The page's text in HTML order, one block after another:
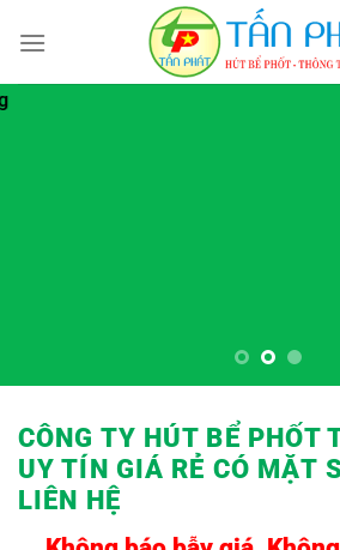
qua
dung
CÔNG TY HÚT BỂ PHỐT
UY TÍN GIÁ RẺ CÓ MẶT
LIÊN HỆ